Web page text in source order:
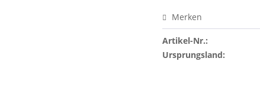
Merken
Artikel-Nr.:
Ursprungsland: